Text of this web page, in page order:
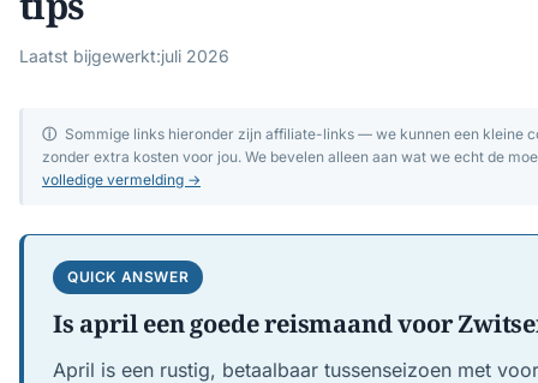
Laatst bijgewerkt:juli 2026
ⓘ Sommige links hieronder zijn affiliate-links — we kunnen een kleine
zonder extra kosten voor jou. We bevelen alleen aan wat we echt de
volledige vermelding →
QUICK ANSWER
Is april een goede reismaand voor
April is een rustig, betaalbaar tussenseizoen met